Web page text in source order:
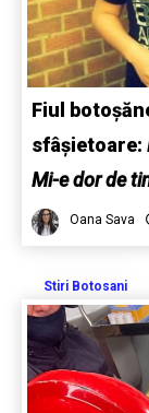
Fiul
sfâșietoare:
Mi-e dor de
Oana Sava
Stiri Botosani